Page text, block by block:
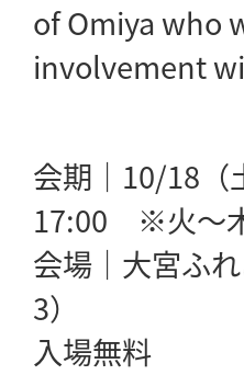
of Omiya who
involvement
会期｜10/18（
17:00 ※火〜
会場｜大宮ふ
3）
入場無料